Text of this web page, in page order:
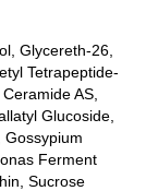
Glycereth-26,
Tetrapeptide-
AS,
Glucoside,
Gossypium
Ferment
Sucrose